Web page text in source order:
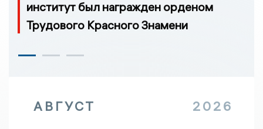
институт был награжден орденом
Трудового Красного Знамени
АВГУСТ 2026